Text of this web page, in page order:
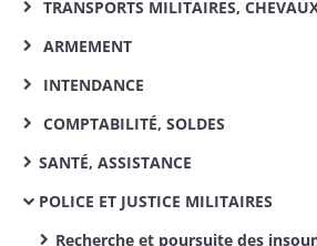
TRANSPORTS MILITAIRES,
ARMEMENT
INTENDANCE
COMPTABILITÉ, SOLDES
SANTÉ, ASSISTANCE
POLICE ET JUSTICE MILITAIRES
Recherche et poursuite des insoumis et déserteurs et de leurs complices: instructions